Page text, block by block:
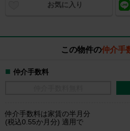
お気に入り
この物件の仲介手
仲介手数料
仲介手数料は家賃の半月分
(税込0.55か月分) 適用で